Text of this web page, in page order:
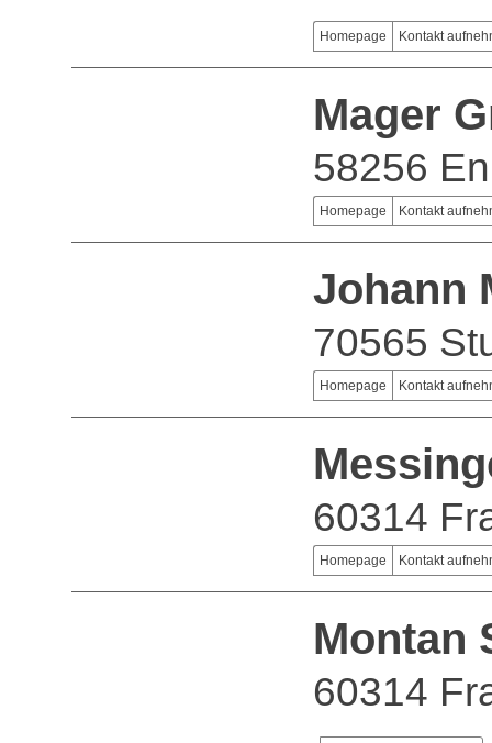
Homepage Kontakt
Mager
58256
Homepage Kontakt
Johann
70565
Homepage Kontakt
60314
Homepage Kontakt
Montan
60314